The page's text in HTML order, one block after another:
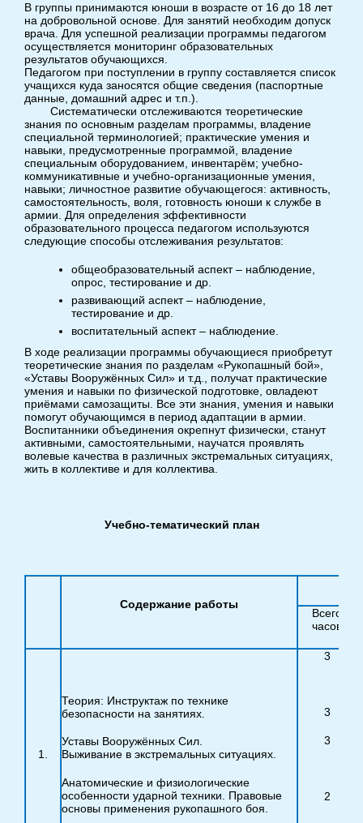
В группы принимаются юноши в возрасте от 16 до 18 лет
на добровольной основе. Для занятий необходим допуск
врача. Для успешной реализации программы педагогом
осуществляется мониторинг образовательных
результатов обучающихся.
Педагогом при поступлении в группу составляется список
учащихся куда заносятся общие сведения (паспортные
данные, домашний адрес и т.п.).
Систематически отслеживаются теоретические
знания по основным разделам программы, владение
специальной терминологией; практические умения и
навыки, предусмотренные программой, владение
специальным оборудованием, инвентарём; учебно-
коммуникативные и учебно-организационные умения,
навыки; личностное развитие обучающегося: активность,
самостоятельность, воля, готовность юноши к службе в
армии. Для определения эффективности
образовательного процесса педагогом используются
следующие способы отслеживания результатов:
общеобразовательный аспект – наблюдение,
опрос, тестирование и др.
развивающий аспект – наблюдение,
тестирование и др.
воспитательный аспект – наблюдение.
В ходе реализации программы обучающиеся приобретут
теоретические знания по разделам «Рукопашный бой»,
«Уставы Вооружённых Сил» и т.д., получат практические
умения и навыки по физической подготовке, овладеют
приёмами самозащиты. Все эти знания, умения и навыки
помогут обучающимся в период адаптации в армии.
Воспитанники объединения окрепнут физически, станут
активными, самостоятельными, научатся проявлять
волевые качества в различных экстремальных ситуациях,
жить в коллективе и для коллектива.
Учебно-тематический план
Содержание работы
Всего
часов
1.
Теория: Инструктаж по технике
безопасности на занятиях.
Уставы Вооружённых Сил.
Выживание в экстремальных ситуациях.
Анатомические и физиологические
особенности ударной техники. Правовые
основы применения рукопашного боя.
3
3
3
2